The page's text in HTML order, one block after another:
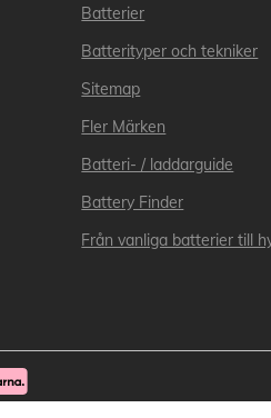
Batterier
Batterityper och tekniker
Sitemap
Fler Märken
Batteri- / laddarguide
Battery Finder
Från vanliga batterier till